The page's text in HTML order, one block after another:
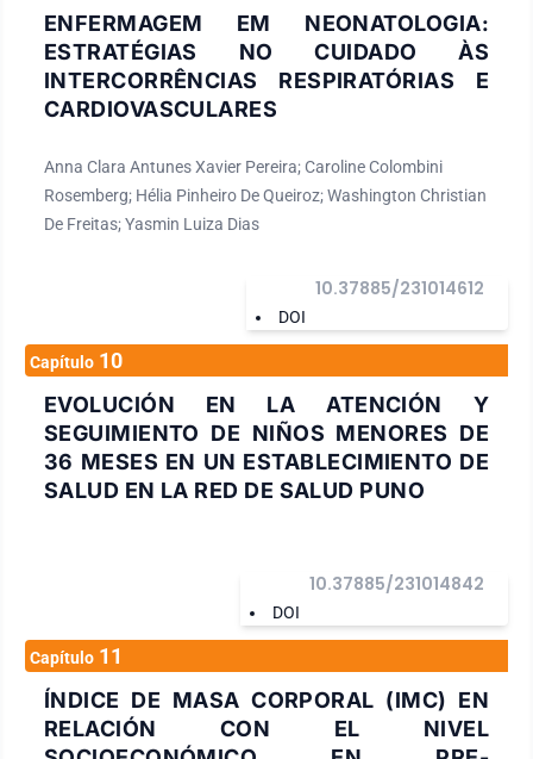
ENFERMAGEM EM NEONATOLOGIA:
ESTRATÉGIAS NO CUIDADO ÀS
INTERCORRÊNCIAS RESPIRATÓRIAS E
CARDIOVASCULARES
Anna Clara Antunes Xavier Pereira; Caroline Colombini
Rosemberg; Hélia Pinheiro De Queiroz; Washington Christian
De Freitas; Yasmin Luiza Dias
DOI
10.37885/231014612
Capítulo 10
EVOLUCIÓN EN LA ATENCIÓN Y
SEGUIMIENTO DE NIÑOS MENORES DE
36 MESES EN UN ESTABLECIMIENTO DE
SALUD EN LA RED DE SALUD PUNO
DOI
10.37885/231014842
Capítulo 11
ÍNDICE DE MASA CORPORAL (IMC) EN
RELACIÓN CON EL NIVEL